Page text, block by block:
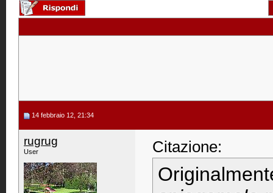
14 febbraio 12, 21:34
rugrug
User Citazione: